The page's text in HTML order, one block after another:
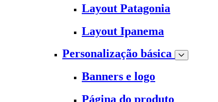
Layout Patagonia
Layout Ipanema
Personalização básica
Banners e logo
Página do produto